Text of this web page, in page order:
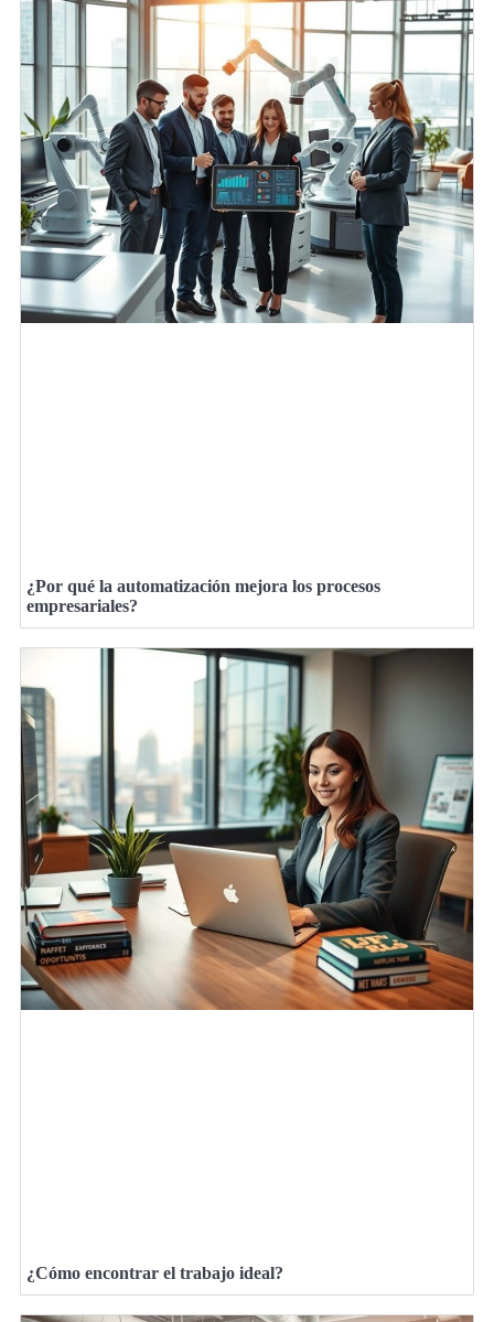
¿Por qué la automatización mejora los procesos
empresariales?
¿Cómo encontrar el trabajo ideal?